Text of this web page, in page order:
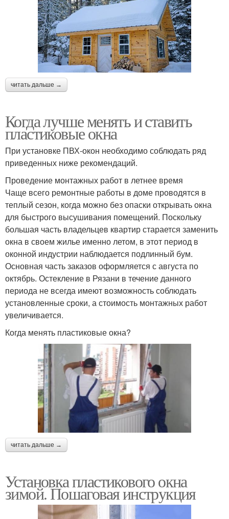
читать дальше →
Когда лучше менять и ставить
пластиковые окна
При установке ПВХ-окон необходимо соблюдать ряд
приведенных ниже рекомендаций.
Проведение монтажных работ в летнее время
Чаще всего ремонтные работы в доме проводятся в
теплый сезон, когда можно без опаски открывать окна
для быстрого высушивания помещений. Поскольку
большая часть владельцев квартир старается заменить
окна в своем жилье именно летом, в этот период в
оконной индустрии наблюдается подлинный бум.
Основная часть заказов оформляется с августа по
октябрь. Остекление в Рязани в течение данного
периода не всегда имеют возможность соблюдать
установленные сроки, а стоимость монтажных работ
увеличивается.
Когда менять пластиковые окна?
читать дальше →
Установка пластикового окна
зимой. Пошаговая инструкция